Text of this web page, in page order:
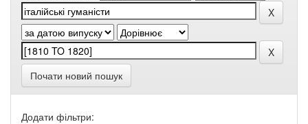
Почати новий пошук
Додати фільтри: